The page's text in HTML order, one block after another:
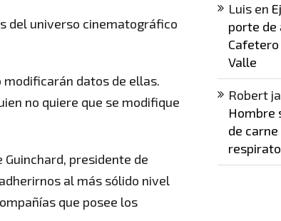
del universo cinematográfico
datos de ellas.
no quiere que se modifique
Guinchard, presidente de
al más sólido nivel
que posee los
Luisen
porte de
Valle
Robert
Hombre
de